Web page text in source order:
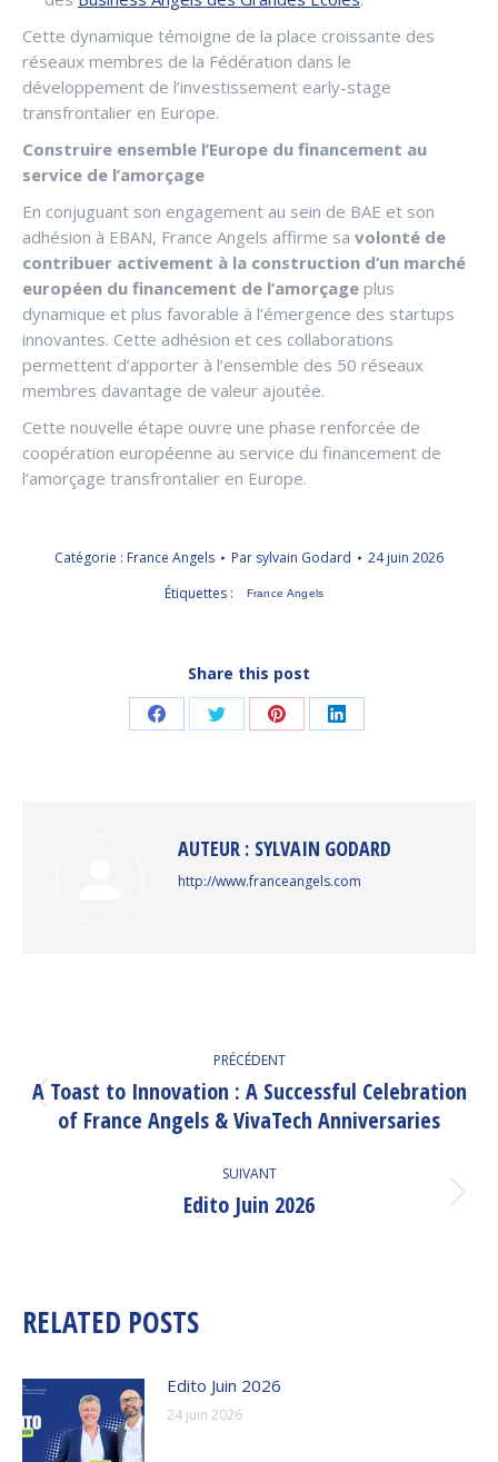
Cette dynamique témoigne de la place croissante des
réseaux membres de la Fédération dans le
développement de l’investissement early-stage
transfrontalier en Europe.
Construire ensemble l’Europe du financement au
service de l’amorçage
En conjuguant son engagement au sein de BAE et son
adhésion à EBAN, France Angels affirme sa volonté de
contribuer activement à la construction d’un marché
européen du financement de l’amorçage plus
dynamique et plus favorable à l’émergence des startups
innovantes. Cette adhésion et ces collaborations
permettent d’apporter à l’ensemble des 50 réseaux
membres davantage de valeur ajoutée.
Cette nouvelle étape ouvre une phase renforcée de
coopération européenne au service du financement de
l’amorçage transfrontalier en Europe.
Catégorie : France Angels Par sylvain Godard
24 juin 2026
Étiquettes :
France Angels
Share this post
PartagerPartagerPartagerPartager
AUTEUR : SYLVAIN GODARD
http://www.franceangels.com
ARTICLE
PRÉCÉDENT
Article
précédent
A Toast to Innovation : A Successful Celebration
of France Angels & VivaTech Anniversaries
SUIVANT
Article
Edito Juin 2026
RELATED POSTS
Edito Juin 2026
24 juin 2026